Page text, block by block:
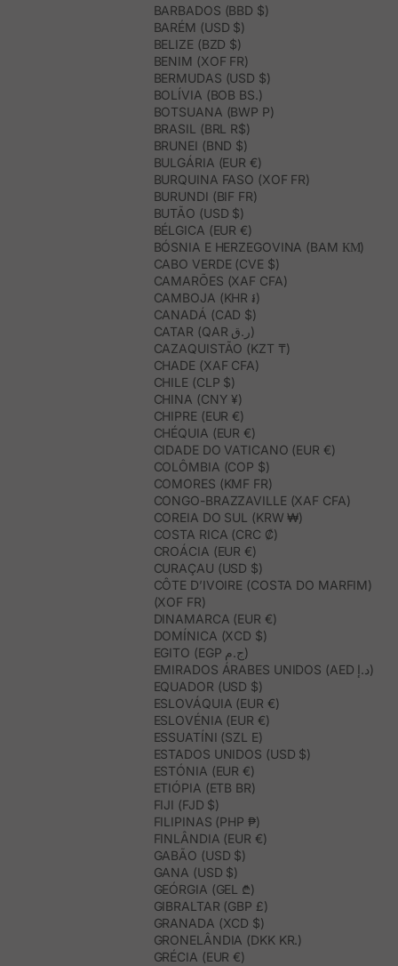
BARBADOS (BBD $)
BARÉM (USD $)
BELIZE (BZD $)
BENIM (XOF FR)
BERMUDAS (USD $)
BOLÍVIA (BOB BS.)
BOTSUANA (BWP P)
BRASIL (BRL R$)
BRUNEI (BND $)
BULGÁRIA (EUR €)
BURQUINA FASO (XOF FR)
BURUNDI (BIF FR)
BUTÃO (USD $)
BÉLGICA (EUR €)
BÓSNIA E HERZEGOVINA (BAM КМ)
CABO VERDE (CVE $)
CAMARÕES (XAF CFA)
CAMBOJA (KHR ៛)
CANADÁ (CAD $)
CATAR (QAR ر.ق)
CAZAQUISTÃO (KZT ₸)
CHADE (XAF CFA)
CHILE (CLP $)
CHINA (CNY ¥)
CHIPRE (EUR €)
CHÉQUIA (EUR €)
CIDADE DO VATICANO (EUR €)
COLÔMBIA (COP $)
COMORES (KMF FR)
CONGO-BRAZZAVILLE (XAF CFA)
COREIA DO SUL (KRW ₩)
COSTA RICA (CRC ₡)
CROÁCIA (EUR €)
CURAÇAU (USD $)
CÔTE D’IVOIRE (COSTA DO MARFIM)
(XOF FR)
DINAMARCA (EUR €)
DOMÍNICA (XCD $)
EGITO (EGP ج.م)
EMIRADOS ÁRABES UNIDOS (AED د.إ)
EQUADOR (USD $)
ESLOVÁQUIA (EUR €)
ESLOVÉNIA (EUR €)
ESSUATÍNI (SZL E)
ESTADOS UNIDOS (USD $)
ESTÓNIA (EUR €)
ETIÓPIA (ETB BR)
FIJI (FJD $)
FILIPINAS (PHP ₱)
FINLÂNDIA (EUR €)
GABÃO (USD $)
GANA (USD $)
GEÓRGIA (GEL ₾)
GIBRALTAR (GBP £)
GRANADA (XCD $)
GRONELÂNDIA (DKK KR.)
GRÉCIA (EUR €)